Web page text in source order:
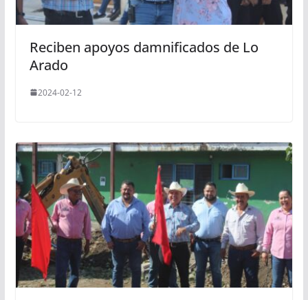
Reciben apoyos damnificados de Lo
Arado
2024-02-12